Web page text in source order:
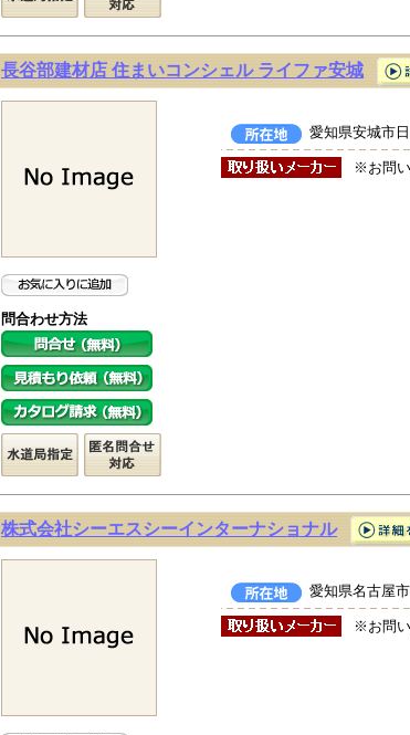
長谷部建材店 住まいコンシェル ライファ安城
問合わせ方法
愛知県安城市
※お問
株式会社シーエスシーインターナショナル
愛知県名古屋
※お問